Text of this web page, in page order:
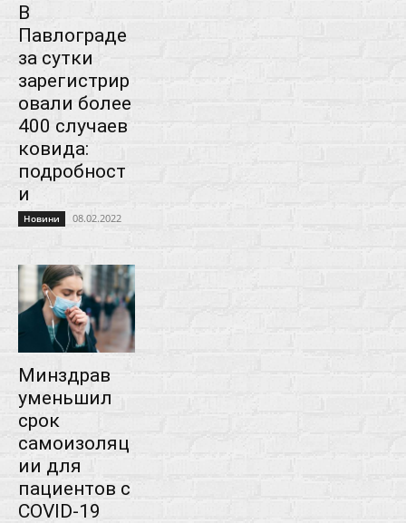
В
Павлограде
за сутки
зарегистрир
овали более
400 случаев
ковида:
подробност
и
Новини 08.02.2022
Минздрав
уменьшил
срок
самоизоляц
ии для
пациентов с
COVID-19